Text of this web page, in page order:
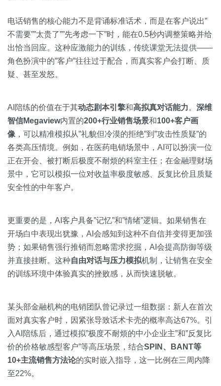
电话销售的核心能力不是背诵标准话术，而是在客户说出”
不需要””太贵了””先考虑一下”时，能在0.5秒内调整策略并给
出恰当回应。这种应激能力的训练，传统课堂无法提供——
角色扮演中的”客户”往往过于配合，而真实客户会打断、质
疑、甚至发怒。
AI陪练的价值在于其动态剧本引擎和高拟真对话能力。 深维
智信Megaview内置的200+行业销售场景和100+客户画
像 ，可以精准模拟从”礼貌但冷漠的拒绝”到”攻击性质疑”的
各类高压情境。例如，在医药电销场景中，AI可以扮演一位
正在开会、被打断后极度不耐烦的科室主任；在金融理财场
景中，它可以模拟一位对收益率极度敏感、反复比价且质疑
安全性的中年客户。
更重要的是，AI客户具备”记忆”和”情绪”逻辑。如果销售在
开场白中表现出犹豫，AI会感知到这种不自信并变得更加强
势；如果销售强行推销而忽略需求挖掘，AI会提高防御等级
并直接挂断。这种自由对话与压力模拟机制，让销售在安全
的训练环境中体验真实的挫败感，从而快速脱敏。
某头部金融机构的电销团队曾记录过一组数据：新人在首次
面对真实客户时，因紧张导致话术卡壳的概率高达67%。引
入AI陪练后，通过模拟”极度不耐烦的中小企业主”和”反复比
价的价格敏感型客户”等高压场景，结合SPIN、BANT等
10+主流销售方法论的实时嵌入指导，这一比例在三周内降
至22%。